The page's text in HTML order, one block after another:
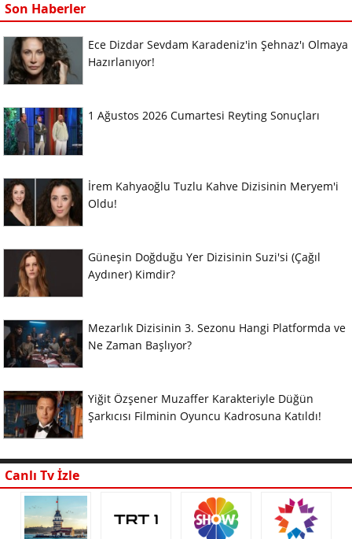
Son Haberler
Ece Dizdar Sevdam Karadeniz'in Şehnaz'ı Olmaya
Hazırlanıyor!
1 Ağustos 2026 Cumartesi Reyting Sonuçları
İrem Kahyaoğlu Tuzlu Kahve Dizisinin Meryem'i
Oldu!
Güneşin Doğduğu Yer Dizisinin Suzi'si (Çağıl
Aydıner) Kimdir?
Mezarlık Dizisinin 3. Sezonu Hangi Platformda ve
Ne Zaman Başlıyor?
Yiğit Özşener Muzaffer Karakteriyle Düğün
Şarkıcısı Filminin Oyuncu Kadrosuna Katıldı!
Canlı Tv İzle